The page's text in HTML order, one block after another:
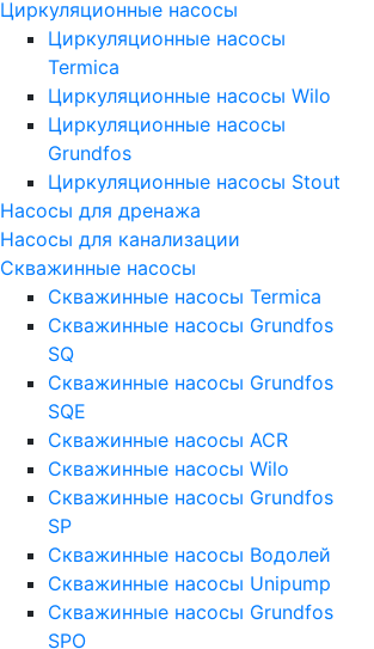
Циркуляционные насосы
Циркуляционные насосы
Termica
Циркуляционные насосы Wilo
Циркуляционные насосы
Grundfos
Циркуляционные насосы Stout
Насосы для дренажа
Насосы для канализации
Скважинные насосы
Скважинные насосы Termica
Скважинные насосы Grundfos
SQ
Скважинные насосы Grundfos
SQE
Скважинные насосы ACR
Скважинные насосы Wilo
Скважинные насосы Grundfos
SP
Скважинные насосы Водолей
Скважинные насосы Unipump
Скважинные насосы Grundfos
SPO